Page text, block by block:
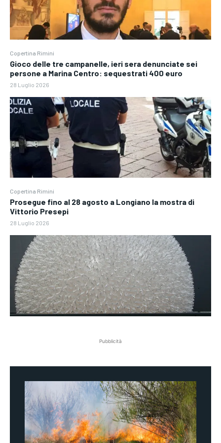
Copertina Rimini
Gioco delle tre campanelle, ieri sera denunciate sei
persone a Marina Centro: sequestrati 400 euro
28 Luglio 2026
Copertina Rimini
Prosegue fino al 28 agosto a Longiano la mostra di
Vittorio Presepi
28 Luglio 2026
Pubblicità